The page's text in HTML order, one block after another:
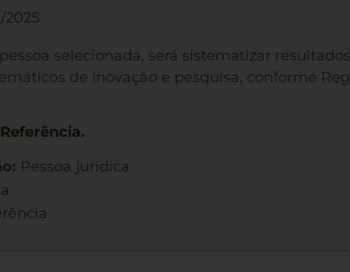
2025
selecionada, será sistematizar
de inovação e pesquisa, conforme
Pessoa jurídica